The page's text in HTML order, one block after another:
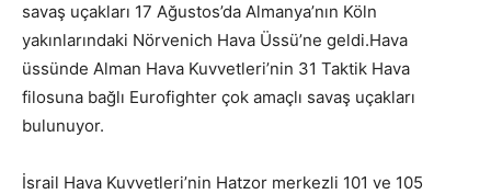
savaş uçakları 17 Ağustos’da Almanya’nın Köln
yakınlarındaki Nörvenich Hava Üssü’ne geldi.Hava
üssünde Alman Hava Kuvvetleri’nin 31 Taktik Hava
filosuna bağlı Eurofighter çok amaçlı savaş uçakları
bulunuyor.
İsrail Hava Kuvvetleri’nin Hatzor merkezli 101 ve 105